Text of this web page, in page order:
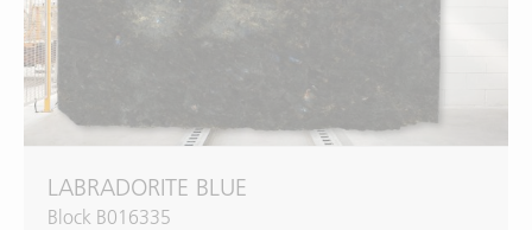
LABRADORITE BLUE
Block B016335